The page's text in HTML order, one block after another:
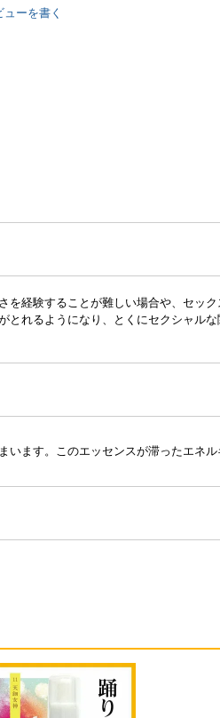
ューを書く
経験することが難しい場合や、セッ
とれるようになり、とくにセクシャル
います。このエッセンスが滞ったエネ